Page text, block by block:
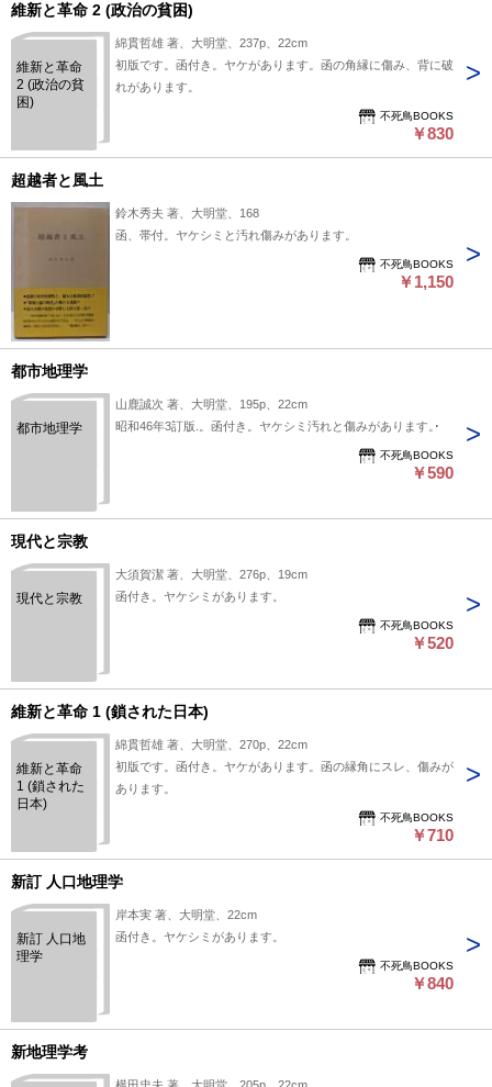
維新と革命 2 (政治の貧困)
維新と革命
2 (政治の貧
困)
綿貫哲雄 著、大明堂、237p、22cm
初版です。函付き。ヤケがあります。函の角縁に傷み、背に破
れがあります。
不死鳥BOOKS
￥830
超越者と風土
鈴木秀夫 著、大明堂、168
函、帯付。ヤケシミと汚れ傷みがあります。
不死鳥BOOKS
￥1,150
都市地理学
都市地理学
山鹿誠次 著、大明堂、195p、22cm
昭和46年3訂版.。函付き。ヤケシミ汚れと傷みがあります。
不死鳥BOOKS
￥590
現代と宗教
現代と宗教
大須賀潔 著、大明堂、276p、19cm
函付き。ヤケシミがあります。
不死鳥BOOKS
￥520
維新と革命 1 (鎖された日本)
維新と革命
1 (鎖された
日本)
綿貫哲雄 著、大明堂、270p、22cm
初版です。函付き。ヤケがあります。函の縁角にスレ、傷みが
あります。
不死鳥BOOKS
￥710
新訂 人口地理学
新訂 人口地
理学
岸本実 著、大明堂、22cm
函付き。ヤケシミがあります。
不死鳥BOOKS
￥840
新地理学考